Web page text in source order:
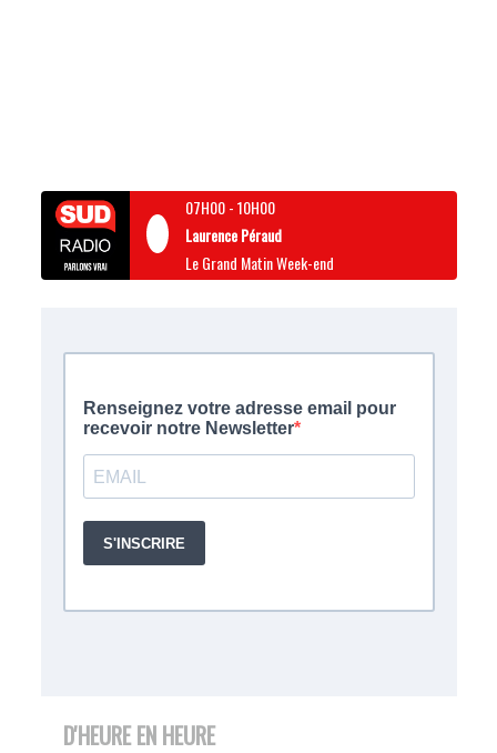
07H00-10H00
Laurence Péraud
Le Grand Matin Week-end
D'HEURE EN HEURE